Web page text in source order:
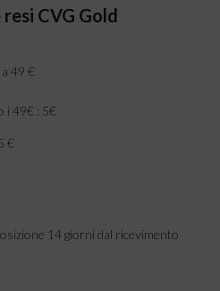
CVG Gold
49 €
i 49€ : 5€
€
14 giorni dal ricevimento